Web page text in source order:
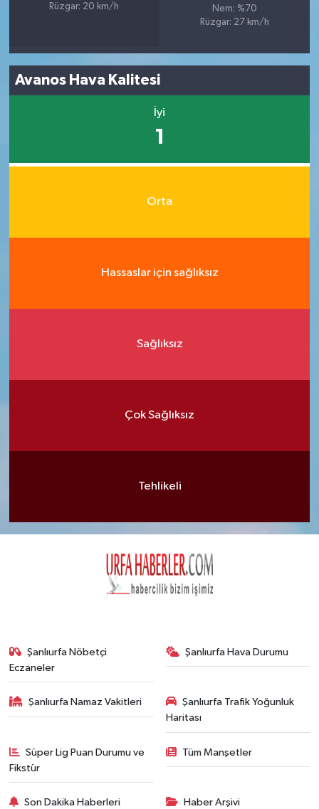
Rüzgar: 20 km/h
Nem: %70
Rüzgar: 27 km/h
Avanos Hava Kalitesi
İyi
1
Orta
Hassaslar için sağlıksız
Sağlıksız
Çok Sağlıksız
Tehlikeli
Şanlıurfa Nöbetçi
Eczaneler
Şanlıurfa Hava Durumu
Şanlıurfa Namaz Vakitleri
Şanlıurfa Trafik Yoğunluk
Haritası
Süper Lig Puan Durumu ve
Fikstür
Tüm Manşetler
Son Dakika Haberleri Haber Arşivi